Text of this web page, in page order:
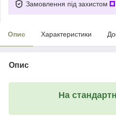
Замовлення під захистом
Опис Характеристики
Опис
На